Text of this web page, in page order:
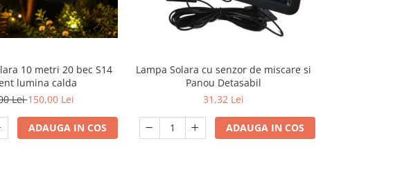
10 metri 20 bec S14
lumina calda
Lei150,00 Lei
ADAUGA IN COS
Lampa Solara cu senzor de miscare si
Panou Detasabil
31,32 Lei
ADAUGA IN COS